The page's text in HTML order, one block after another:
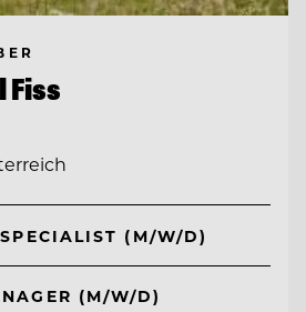
Fiss
(M/W/D)
(M/W/D)